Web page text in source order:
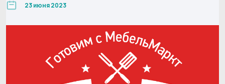
23 июня 2023
Обращение принято
В ближайшее время мы свяжемся с вами